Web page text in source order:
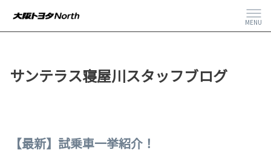
MENU
サンテラス寝屋川スタッフブログ
【最新】試乗車一挙紹介！